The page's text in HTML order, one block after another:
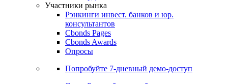
Участники рынка
Рэнкинги инвест. банков и юр.
консультантов
Cbonds Pages
Cbonds Awards
Опросы
Попробуйте 7-дневный демо-доступ